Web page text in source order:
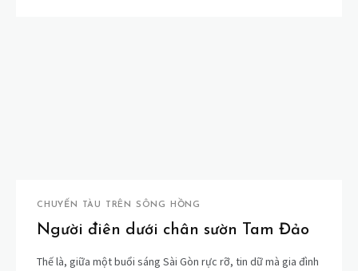
CHUYẾN TÀU TRÊN SÔNG HỒNG
Người điên dưới chân sườn Tam Đảo
Thế là, giữa một buổi sáng Sài Gòn rực rỡ, tin dữ mà gia đình